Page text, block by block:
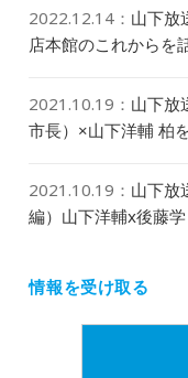
2022.12.14 ： 山下放
店本館のこれからを
2021.10.19 ： 山下放
市長）×山下洋輔 柏
2021.10.19 ： 山下放
編）山下洋輔x後藤学
情報を受け取る